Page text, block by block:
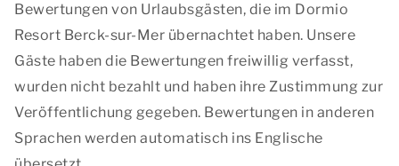
Bewertungen von Urlaubsgästen, die im Dormio
Resort Berck-sur-Mer übernachtet haben. Unsere
Gäste haben die Bewertungen freiwillig verfasst,
wurden nicht bezahlt und haben ihre Zustimmung zur
Veröffentlichung gegeben. Bewertungen in anderen
Sprachen werden automatisch ins Englische